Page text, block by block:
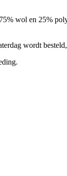
wol en 25%
wordt